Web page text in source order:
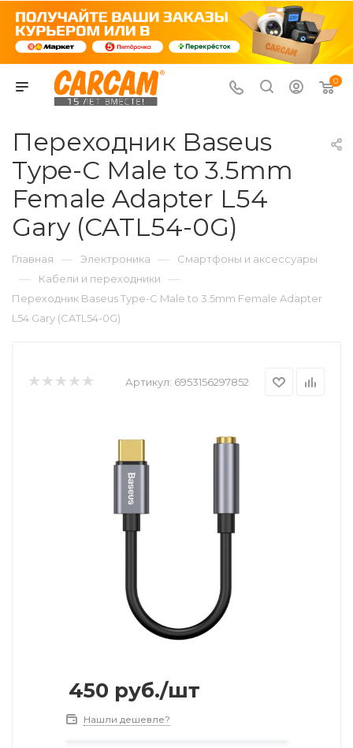
0
Переходник Baseus
Type-C Male to 3.5mm
Female Adapter L54
Gary (CATL54-0G)
Главная — Электроника — Смартфоны и аксессуары
— Кабели и переходники —
Переходник Baseus Type-C Male to 3.5mm Female Adapter
L54 Gary (CATL54-0G)
Артикул: 6953156297852
450 руб./шт
Нашли дешевле?